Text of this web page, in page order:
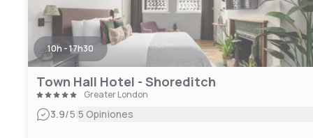
10h - 17h30
Town Hall Hotel - Shoreditch
Greater London
3.9/5|5 Opiniones